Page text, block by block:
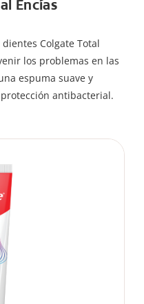
Encías
Colgate Total
los problemas en las
espuma suave y
antibacterial.